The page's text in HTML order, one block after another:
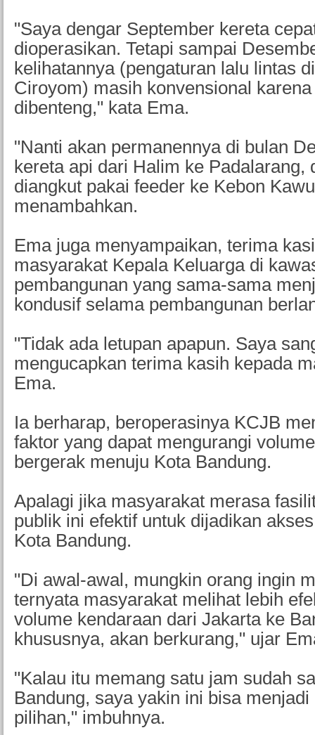
"Saya dengar September kereta
dioperasikan. Tetapi sampai
kelihatannya (pengaturan lalu lintas
Ciroyom) masih konvensional
dibenteng," kata Ema.
"Nanti akan permanennya di bulan
kereta api dari Halim ke Padalarang,
diangkut pakai feeder ke Kebon
menambahkan.
Ema juga menyampaikan, terima
masyarakat Kepala Keluarga di
pembangunan yang sama-sama
kondusif selama pembangunan
"Tidak ada letupan apapun. Saya
mengucapkan terima kasih kepada
Ema.
Ia berharap, beroperasinya KCJB
faktor yang dapat mengurangi
bergerak menuju Kota Bandung.
Apalagi jika masyarakat merasa
publik ini efektif untuk dijadikan
Kota Bandung.
"Di awal-awal, mungkin orang ingin
ternyata masyarakat melihat lebih
volume kendaraan dari Jakarta ke
khususnya, akan berkurang," ujar
"Kalau itu memang satu jam sudah
Bandung, saya yakin ini bisa menjadi
pilihan," imbuhnya.